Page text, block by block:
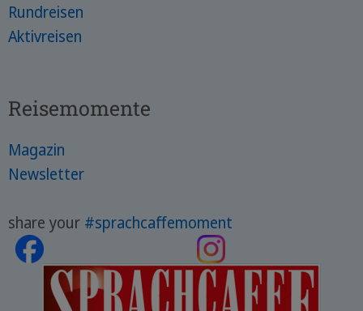
Rundreisen
Aktivreisen
Reisemomente
Magazin
Newsletter
share your #sprachcaffemoment